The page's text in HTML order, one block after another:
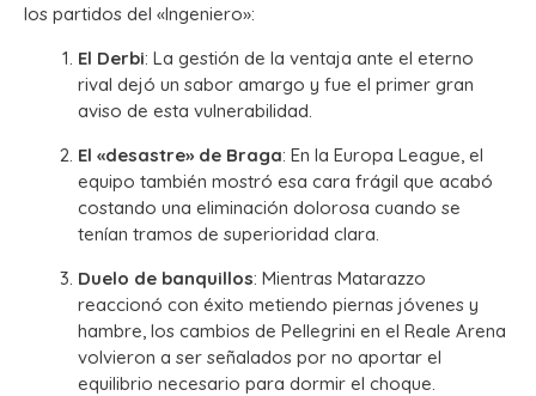
los partidos del «Ingeniero»:
El Derbi: La gestión de la ventaja ante el eterno
rival dejó un sabor amargo y fue el primer gran
aviso de esta vulnerabilidad.
El «desastre» de Braga: En la Europa League, el
equipo también mostró esa cara frágil que acabó
costando una eliminación dolorosa cuando se
tenían tramos de superioridad clara.
Duelo de banquillos: Mientras Matarazzo
reaccionó con éxito metiendo piernas jóvenes y
hambre, los cambios de Pellegrini en el Reale Arena
volvieron a ser señalados por no aportar el
equilibrio necesario para dormir el choque.